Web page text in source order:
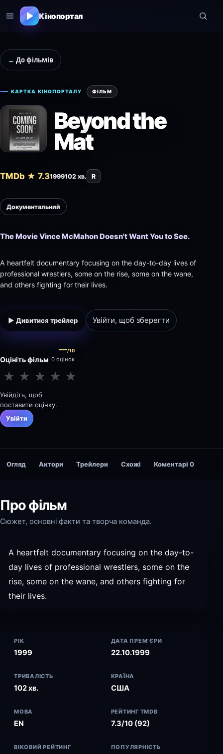
Кінопортал
← До фільмів
КАРТКА КІНОПОРТАЛУ ФІЛЬМ
Beyond the
Mat
TMDb ★ 7.31999102 хв. R
Документальний
The Movie Vince McMahon Doesn't Want You to See.
A heartfelt documentary focusing on the day-to-day lives of
professional wrestlers, some on the rise, some on the wane,
and others fighting for their lives.
▶ Дивитися трейлер Увійти, щоб зберегти
Оцініть фільм
—/10
0 оцінок
★ ★ ★ ★ ★
Увійдіть, щоб
поставити оцінку.
Увійти
Огляд Актори Трейлери Схожі Коментарі 0
Про фільм
Сюжет, основні факти та творча команда.
A heartfelt documentary focusing on the day-to-
day lives of professional wrestlers, some on the
rise, some on the wane, and others fighting for
their lives.
РІК
1999
ДАТА ПРЕМ’ЄРИ
22.10.1999
ТРИВАЛІСТЬ
102 хв.
КРАЇНА
США
МОВА
EN
РЕЙТИНГ TMDB
7.3/10 (92)
ВІКОВИЙ РЕЙТИНГ ПОПУЛЯРНІСТЬ